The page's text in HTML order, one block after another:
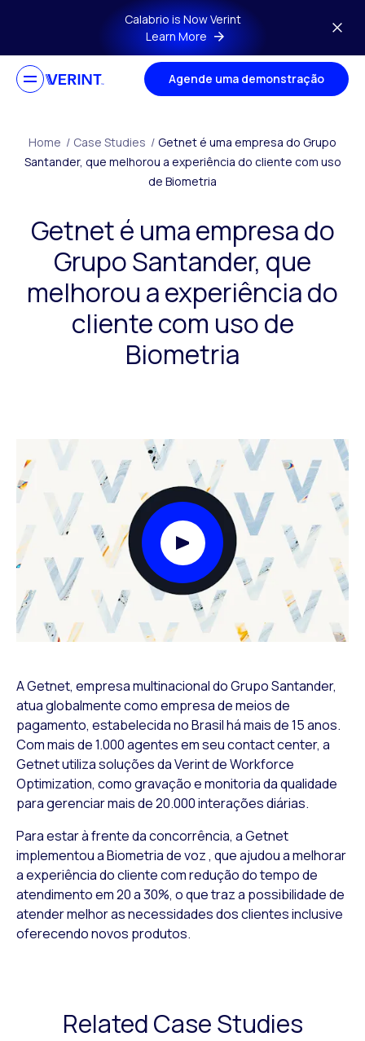
Skip to main contentCalabrio is Now Verint
Learn More
Agende uma demonstração
Home / Case Studies / Getnet é uma empresa do Grupo
Santander, que melhorou a experiência do cliente com uso
de Biometria
Getnet é uma empresa do
Grupo Santander, que
melhorou a experiência do
cliente com uso de
Biometria
Play Video Modal
A Getnet, empresa multinacional do Grupo Santander,
atua globalmente como empresa de meios de
pagamento, estabelecida no Brasil há mais de 15 anos.
Com mais de 1.000 agentes em seu contact center, a
Getnet utiliza soluções da Verint de Workforce
Optimization, como gravação e monitoria da qualidade
para gerenciar mais de 20.000 interações diárias.
Para estar à frente da concorrência, a Getnet
implementou a Biometria de voz , que ajudou a melhorar
a experiência do cliente com redução do tempo de
atendimento em 20 a 30%, o que traz a possibilidade de
atender melhor as necessidades dos clientes inclusive
oferecendo novos produtos.
Related Case Studies